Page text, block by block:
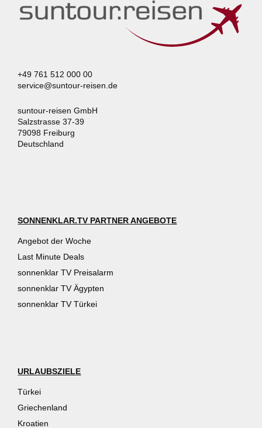
+49 761 512 000 00
service@suntour-reisen.de
suntour-reisen GmbH
Salzstrasse 37-39
79098 Freiburg
Deutschland
SONNENKLAR.TV PARTNER ANGEBOTE
Angebot der Woche
Last Minute Deals
sonnenklar TV Preisalarm
sonnenklar TV Ägypten
sonnenklar TV Türkei
URLAUBSZIELE
Türkei
Griechenland
Kroatien